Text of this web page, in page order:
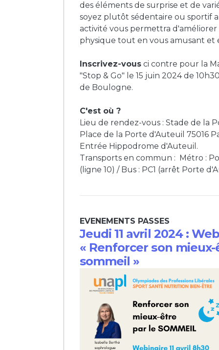
des éléments de surprise et de
soyez plutôt sédentaire ou sportif
activité vous permettra
physique tout en vous amusant et
Inscrivez-vous ci contre pour la
"Stop & Go" le 15 juin 2024 de
de Boulogne.
C'est où ?
Lieu de rendez-vous : Stade de la
Place de la Porte d'Auteuil 75016
Entrée Hippodrome d'Auteuil.
Transports en commun : Métro :
(ligne 10) / Bus : PC1 (arrêt Porte
EVENEMENTS PASSES
Jeudi 11 avril 2024 :
« Renforcer son
sommeil »